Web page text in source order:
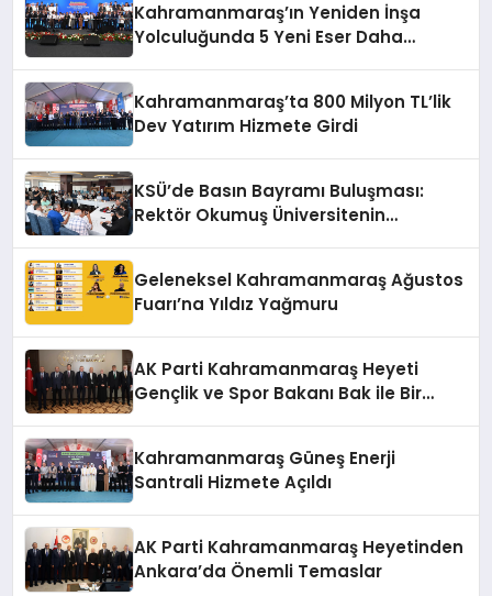
Kahramanmaraş’ın Yeniden İnşa
Yolculuğunda 5 Yeni Eser Daha
Kahramanmaraş’ta 800 Milyon TL’lik
Dev Yatırım Hizmete Girdi
KSÜ’de Basın Bayramı Buluşması:
Rektör Okumuş Üniversitenin
Geleneksel Kahramanmaraş Ağustos
Fuarı’na Yıldız Yağmuru
AK Parti Kahramanmaraş Heyeti
Gençlik ve Spor Bakanı Bak ile Bir
Kahramanmaraş Güneş Enerji
Santrali Hizmete Açıldı
AK Parti Kahramanmaraş Heyetinden
Ankara’da Önemli Temaslar